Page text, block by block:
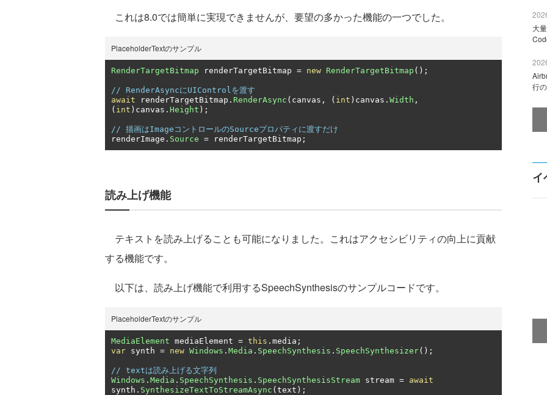
これは8.0では簡単に実現できませんが、要望の多かった機能の一つでした。
PlaceholderTextのサンプル
RenderTargetBitmap renderTargetBitmap = new RenderTargetBitmap ();
// RenderAsyncにUIControlを渡す
await renderTargetBitmap . RenderAsync ( canvas , ( int ) canvas . Width ,
( int ) canvas . Height );
// 描画はImageコントロールのSourceプロパティに渡すだけ
renderImage . Source = renderTargetBitmap ;
読み上げ機能
テキストを読み上げることも可能になりました。これはアクセシビリティの向上に貢献
する機能です。
以下は、読み上げ機能で利用するSpeechSynthesisのサンプルコードです。
PlaceholderTextのサンプル
MediaElement mediaElement = this . media ;
var synth = new Windows . Media . SpeechSynthesis . SpeechSynthesizer();
// textは読み上げる文字列
Windows . Media . SpeechSynthesis . SpeechSynthesisStream stream = await
synth . SynthesizeTextToStreamAsync ( text );
大
行
イ